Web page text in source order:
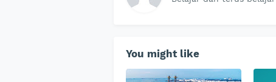
You might like